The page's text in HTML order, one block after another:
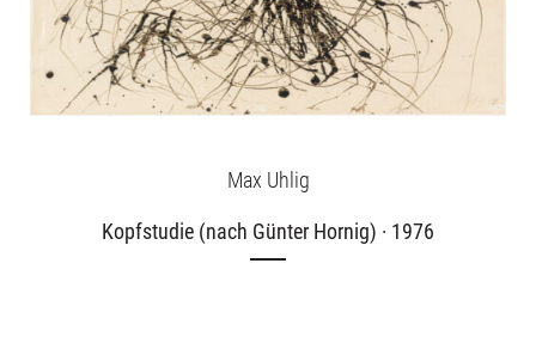
Über uns
Max Uhlig
Kopfstudie (nach Günter Hornig) · 1976